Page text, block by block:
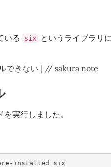
いる
six
というライブラリ
できない | // sakura note
実行しました。
installed six